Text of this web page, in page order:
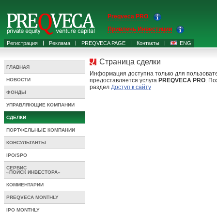
Регистрация Реклама PREQVECA PAGE Контакты ENG
Preqveca PRO
Привлечь Инвестиции
ГЛАВНАЯ
НОВОСТИ
ФОНДЫ
УПРАВЛЯЮЩИЕ КОМПАНИИ
СДЕЛКИ
ПОРТФЕЛЬНЫЕ КОМПАНИИ
КОНСУЛЬТАНТЫ
IPO/SPO
СЕРВИС
«ПОИСК ИНВЕСТОРА»
КОММЕНТАРИИ
PREQVECA MONTHLY
IPO MONTHLY
Страница сделки
Информация доступна только для
предоставляется услуга PREQVECA PRO.
раздел Доступ к сайту